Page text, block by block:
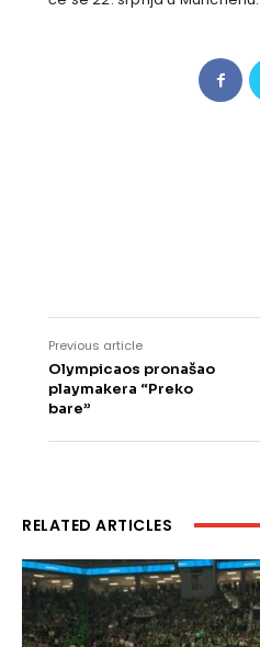
Previous article
Olympicaos pronašao
playmakera “Preko
bare”
RELATED ARTICLES